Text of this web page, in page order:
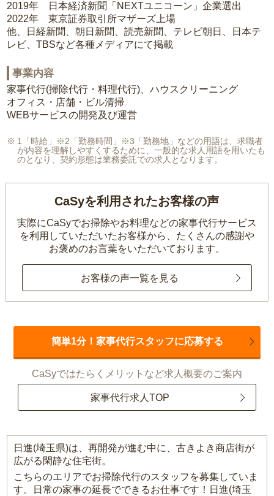
2019年 日本経済新聞「NEXTユニコーン」企業選出
2022年 東京証券取引所マザーズ上場
他、日経新聞、朝日新聞、読売新聞、テレビ朝日、日本テ
レビ、TBSなど各種メディアにて掲載
事業内容
家事代行(掃除代行・料理代行)、ハウスクリーニング
オフィス・店舗・ビル清掃
WEBサービスの開発及び運営
1「時給」※2「勤務時間」※3「勤務地」などの用語は、求職者
が内容を理解しやすくするために、一般的な求人用語を用いたも
のとなり、契約形態は業務委託での求人となります。
CaSyを利用されたお客様の声
実際にCaSyでお掃除やお料理などの家事代行サービス
を利用していただいたお客様から、 たくさんの感謝や
お褒めのお言葉をいただいております。
お客様の声一覧を見る
簡単1分！家事代行スタッフに応募する
CaSyではたらくメリットなど求人概要のご案内
家事代行求人TOP
日進(埼玉県)は、再開発が進む中に、古きよき商店街が
広がる閑静な住宅街。
こちらのエリアでお掃除代行のスタッフを募集していま
す。日常の家事の延長でできるお仕事です！日進(埼玉